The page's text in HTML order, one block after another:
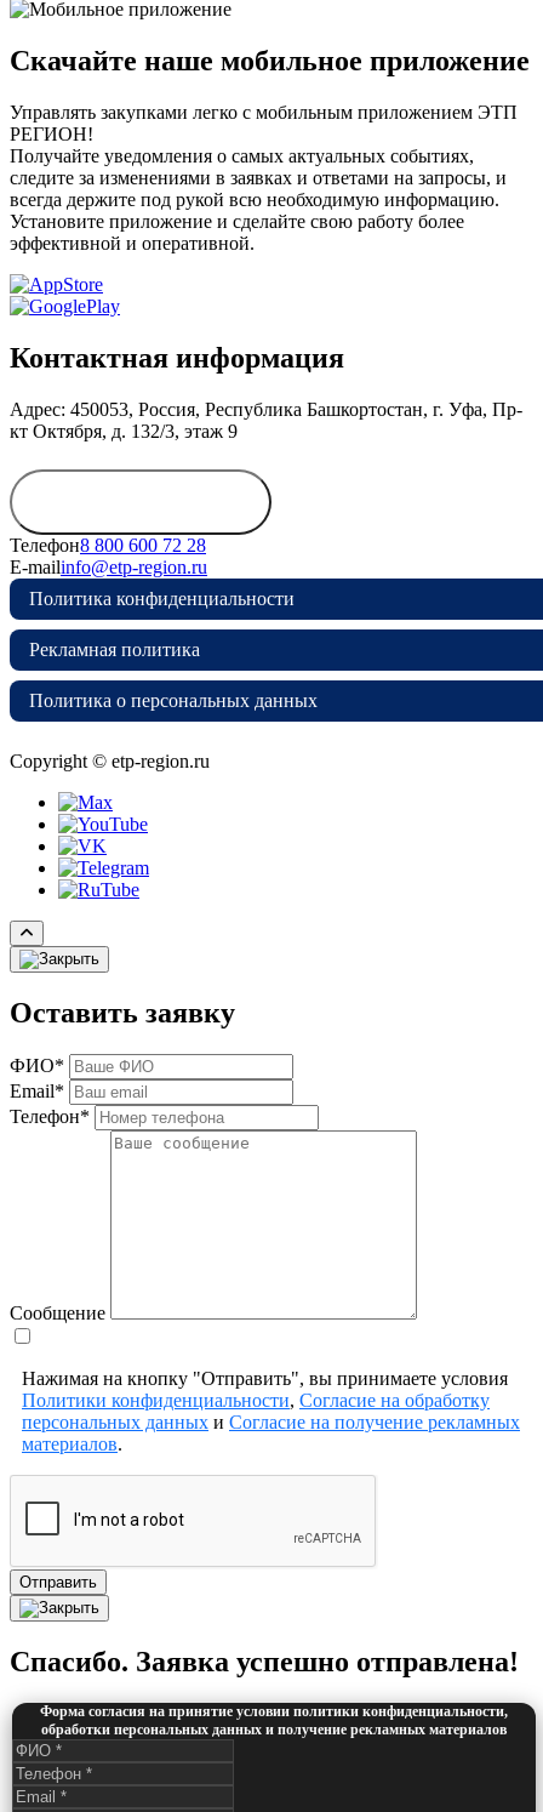
Скачайте наше мобильное приложение
Управлять закупками легко с мобильным приложением ЭТП
РЕГИОН!
Получайте уведомления о самых актуальных событиях,
следите за изменениями в заявках и ответами на запросы, и
всегда держите под рукой всю необходимую информацию.
Установите приложение и сделайте свою работу более
эффективной и оперативной.
Контактная информация
Адрес: 450053, Россия, Республика Башкортостан, г. Уфа, Пр-
кт Октября, д. 132/3, этаж 9
Телефон8 800 600 72 28
E-mailinfo@etp-region.ru
Политика конфиденциальности
Рекламная политика
Политика о персональных данных
Copyright © etp-region.ru
Оставить заявку
ФИО*
Email*
Телефон*
Сообщение
Нажимая на кнопку "Отправить", вы принимаете условия
Политики конфиденциальности, Согласие на обработку
персональных данных и Согласие на получение рекламных
материалов.
Отправить
Спасибо. Заявка успешно отправлена!
Форма согласия на принятие условии политики конфиденциальности,
обработки персональных данных и получение рекламных материалов